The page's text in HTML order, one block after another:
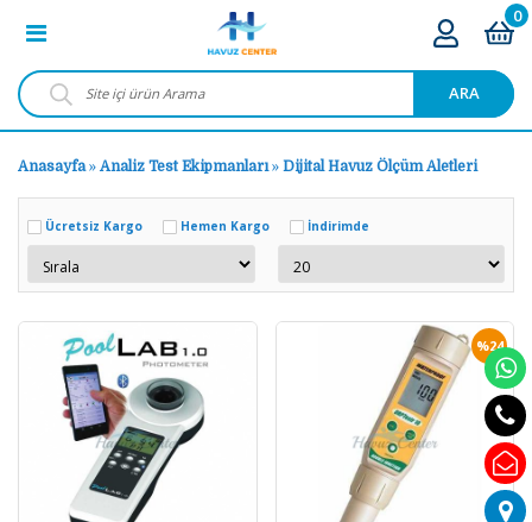
ARA
0
Anasayfa» Analiz Test Ekipmanları» Dijital Havuz Ölçüm Aletleri
Ücretsiz Kargo Hemen Kargo İndirimde
%24